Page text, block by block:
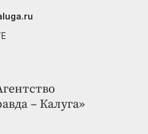
– Калуга»